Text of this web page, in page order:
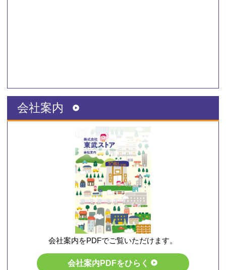
会社案内
会社案内をPDFでご覧いただけます。
会社案内PDFをひらく